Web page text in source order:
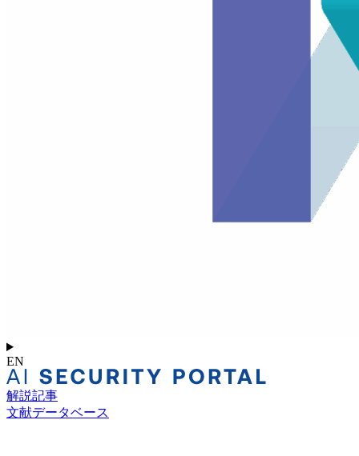
EN
解説記事
文献データベース